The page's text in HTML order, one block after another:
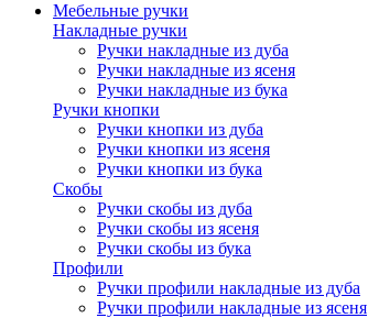
Мебельные ручки
Накладные ручки
Ручки накладные из дуба
Ручки накладные из ясеня
Ручки накладные из бука
Ручки кнопки
Ручки кнопки из дуба
Ручки кнопки из ясеня
Ручки кнопки из бука
Скобы
Ручки скобы из дуба
Ручки скобы из ясеня
Ручки скобы из бука
Профили
Ручки профили накладные из дуба
Ручки профили накладные из ясеня